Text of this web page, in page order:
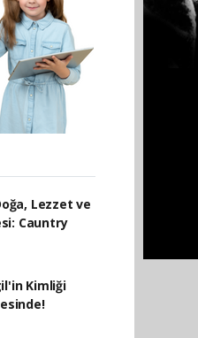
Lezzet ve
Cauntry
Kimliği